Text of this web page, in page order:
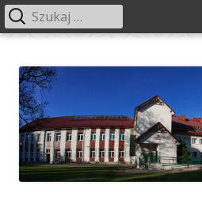
treści
Menu
Szukaj: